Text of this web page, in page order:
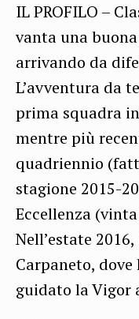
IL PROFILO –
vanta una
arrivando da
L’avventura da
prima squadra
mentre più
quadriennio
stagione 2015-
Eccellenza
Nell’estate
Carpaneto,
guidato la Vigor